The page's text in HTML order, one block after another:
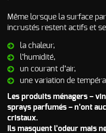
Même lorsque la surface
incrustés restent actifs et
la chaleur,
l’humidité,
un courant d’air,
une variation de
Les produits ménagers –
sprays parfumés – n’ont
cristaux.
Ils masquent l’odeur mais